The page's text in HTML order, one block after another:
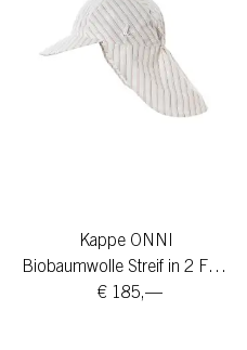
Kappe ONNI
Biobaumwolle Streif in 2 Farben
€ 185,—